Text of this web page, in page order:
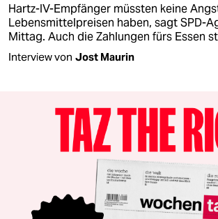
Hartz-IV-Empfänger müssten keine
Lebensmittelpreisen haben, sagt SPD-
Mittag. Auch die Zahlungen fürs Essen
Interview von Jost Maurin